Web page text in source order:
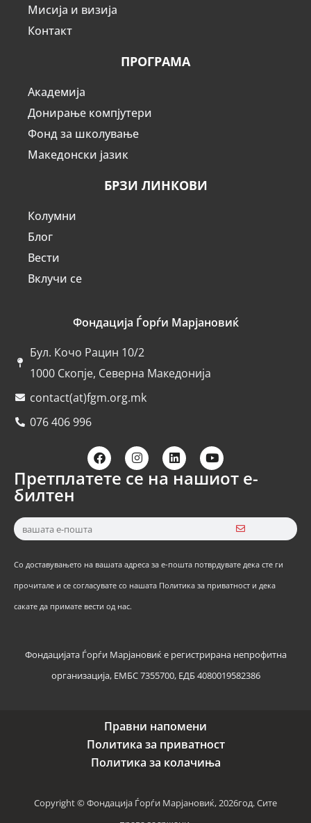
Мисија и визија
Контакт
ПРОГРАМА
Академија
Донирање компјутери
Фонд за школување
Македонски јазик
БРЗИ ЛИНКОВИ
Колумни
Блог
Вести
Вклучи се
Фондација Ѓорѓи Марјановиќ
Бул. Кочо Рацин 10/2
1000 Скопје, Северна Македонија
contact(at)fgm.org.mk
076 406 996
Претплатете се на нашиот е-
билтен
Со доставувањето на вашата адреса за е-пошта потврдувате дека сте ги
прочитале и се согласувате со нашата Политика за приватност и дека
сакате да примате вести од нас.
Фондацијата Ѓорѓи Марјановиќ е регистрирана непрофитна
организација, ЕМБС 7355700, ЕДБ 4080019582386
Правни напомени
Политика за приватност
Политика за колачиња
Copyright © Фондација Ѓорѓи Марјановиќ, 2026год. Сите